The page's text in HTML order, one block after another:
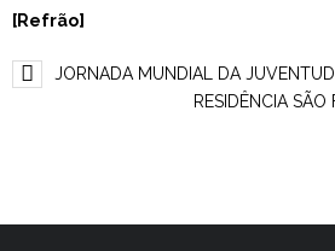
[Refrão]
JORNADA MUNDIAL DA
RESIDÊNCIA SÃO